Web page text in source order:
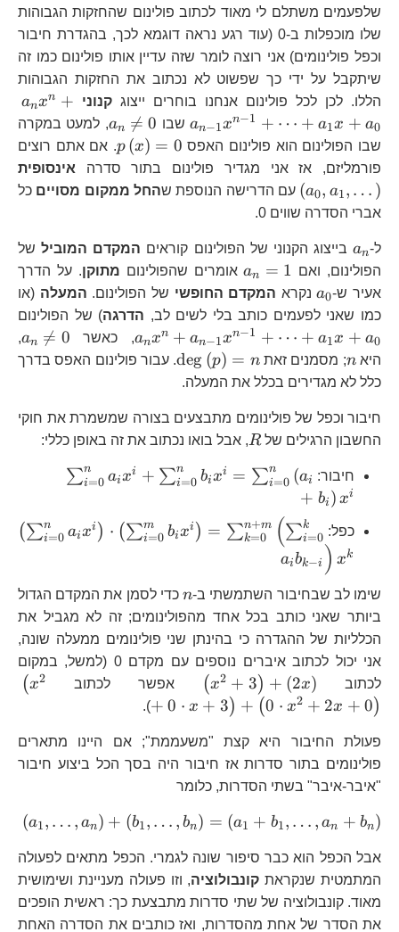
שלפעמים משתלם לי מאוד לכתוב פולינום שהחזקות הגבוהות
שלו מוכפלות ב-0 (עוד רגע נראה דוגמא לכך, בהגדרת חיבור
וכפל פולינומים) אני רוצה לומר שזה עדיין אותו פולינום כמו זה
שיתקבל על ידי כך שפשוט לא נכתוב את החזקות הגבוהות
הללו. לכן לכל פולינום אנחנו בוחרים ייצוגקנוני anxn +
an−1xn−1 + ⋯ + a1x + a0 שבו a_{n}\ne0
an 
= 0
, למעט במקרה
שבו הפולינום הוא פולינום האפס
p (x) = 0
. אם אתם רוצים
פורמליזם, אז אני מגדיר פולינום בתור סדרה אינסופית
(a0, a1, … ) עם הדרישה הנוספת שהחל ממקום מסויים כל
אברי הסדרה שווים 0.
ל- a_{n} an בייצוג הקנוני של הפולינום קוראים המקדם המובילשל
הפולינום, ואם
a_{n}=1 an = 1 אומרים שהפולינום מתוקן. על הדרך
אעיר ש-
a_{0} a0 נקרא המקדם החופשי של הפולינום. המעלה (או
כמו שאני לפעמים כותב בלי לשים לב, הדרגה) של הפולינום
anxn + an−1xn−1 + ⋯ + a1x + a0 , כאשר an 
= 0
,
היא
n n; מסמנים זאת
\deg\left(p\right)=n
deg (p) = n
. עבור פולינום האפס בדרך
כלל לא מגדירים בכלל את המעלה.
חיבור וכפל של פולינומים מתבצעים בצורה שמשמרת את חוקי
החשבון הרגילים של
R R, אבל בואו נכתוב את זה באופן כללי:
חיבור: ∑i=0
n aixi + ∑i=0
n bixi = ∑i=0
n (ai
+ bi ) xi
כפל: (∑i=0
n aixi ) ⋅ (∑i=0
m bixi ) = ∑k=0
n+m (∑i=0
k
aibk−i ) xk
שימו לב שבחיבור השתמשתי ב-
n
nכדי לסמן את המקדם הגדול
ביותר שאני כותב בכל אחד מהפולינומים; זה לא מגביל את
הכלליות של ההגדרה כי בהינתן שני פולינומים ממעלה שונה,
אני יכול לכתוב איברים נוספים עם מקדם 0 (למשל, במקום
לכתוב
(x2 + 3) + (2x) אפשר לכתוב (x2
+ 0 ⋅ x + 3) + (0 ⋅ x2 + 2x + 0)
).
פעולת החיבור היא קצת "משעממת"; אם היינו מתארים
פולינומים בתור סדרות אז חיבור היה בסך הכל ביצוע חיבור
"איבר-איבר" בשתי הסדרות, כלומר
(a1, … , an) + (b1, … , bn) = (a1 + b1, … , an + bn)
אבל הכפל הוא כבר סיפור שונה לגמרי. הכפל מתאים לפעולה
המתמטית שנקראת קונבולוציה, וזו פעולה מעניינת ושימושית
מאוד. קונבולוציה של שתי סדרות מתבצעת כך: ראשית הופכים
את הסדר של אחת מהסדרות, ואז כותבים את הסדרה האחת